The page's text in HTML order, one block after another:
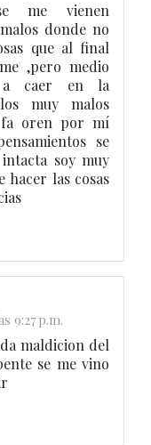
me vienen
donde no
que al final
,pero medio
a caer en la
muy malos
fa oren por mí
se
soy muy
hacer las cosas
9:27 p.m.
maldicion del
se me vino